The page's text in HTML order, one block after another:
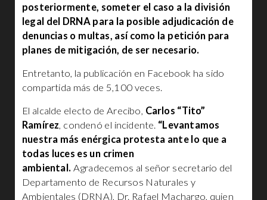
posteriormente, someter el caso a la división
legal del DRNA para la posible adjudicación de
denuncias o multas, así como la petición para
planes de mitigación, de ser necesario.
Entretanto, la publicación en Facebook ha sido
compartida más de 5,100 veces.
El alcalde electo de Arecibo, Carlos “Tito”
Ramírez, condenó el incidente. “Levantamos
nuestra más enérgica protesta ante lo que a
todas luces es un crimen
ambiental. Agradecemos al señor secretario del
Departamento de Recursos Naturales y
Ambientales (DRNA), Dr. Rafael Machargo, quien